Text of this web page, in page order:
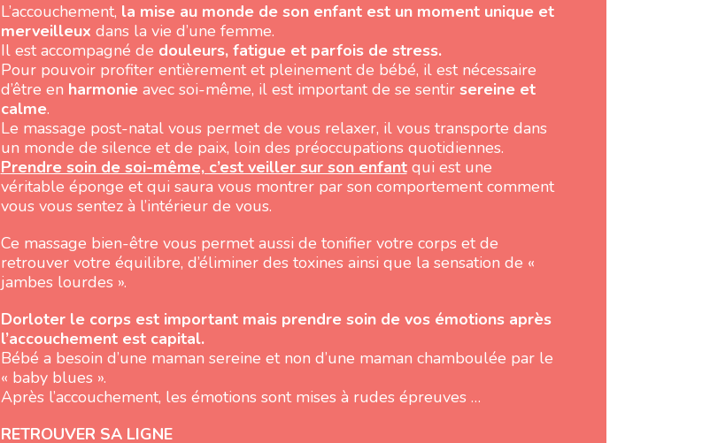
L’accouchement, la mise au monde de son enfant est un moment unique et
merveilleux dans la vie d’une femme.
Il est accompagné de douleurs, fatigue et parfois de stress.
Pour pouvoir profiter entièrement et pleinement de bébé, il est nécessaire
d’être en harmonieavec soi-même, il est important de se sentir sereine et
calme.
Le massage post-natal vous permet de vous relaxer, il vous transporte dans
un monde de silence et de paix, loin des préoccupations quotidiennes.
Prendre soin de soi-même, c’est veiller sur son enfantqui est une
véritable éponge et qui saura vous montrer par son comportement comment
vous vous sentez à l’intérieur de vous.
Ce massage bien-être vous permet aussi de tonifier votre corps et de
retrouver votre équilibre, d’éliminer des toxines ainsi que la sensation de «
jambes lourdes ».
Dorloter le corps est important mais prendre soin de vos émotions après
l’accouchement est capital.
Bébé a besoin d’une maman sereine et non d’une maman chamboulée par le
« baby blues ».
Après l’accouchement, les émotions sont mises à rudes épreuves …
RETROUVER SA LIGNE